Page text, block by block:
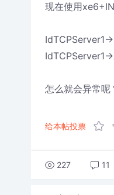
现在使用
IdTCPServer1-
怎么就会异常呢
给本帖投票
227 11